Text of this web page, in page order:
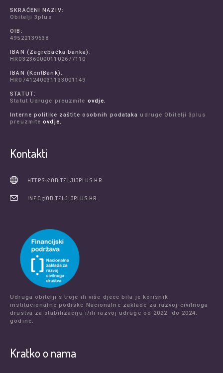
SKRAĆENI NAZIV:
Obitelji 3plus
OIB:
49522139538
IBAN (Zagrebačka banka):
HR0323600001102677110
IBAN (KentBank):
HR0741240031133001149
STATUT:
Statut Udruge preuzmite ovdje.
Interne politike zaštite osobnih podataka udruge Obitelji 3plus
preuzmiteovdje.
Kontakti
HTTPS://OBITELJI3PLUS.HR
INFO@OBITELJI3PLUS.HR
Udruga obitelji s troje ili više djece bila je korisnik
institucionalne podrške Nacionalne zaklade za razvoj civilnoga
društva za stabilizaciju i/ili razvoj udruge od 2022. do 2024.
godine.
Kratko o nama